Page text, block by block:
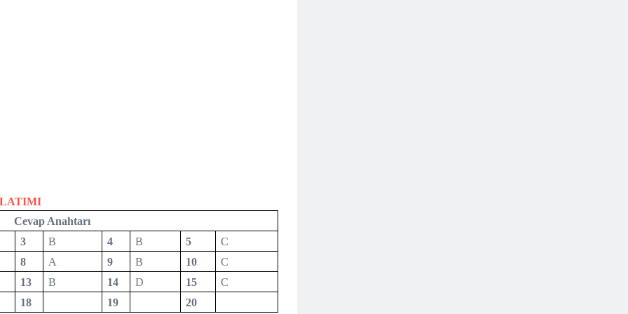
Cevap Anahtarı
3
B 4 B 5
C
8
A 9 B 10
C
13
B 14 D 15
C
18
19 20